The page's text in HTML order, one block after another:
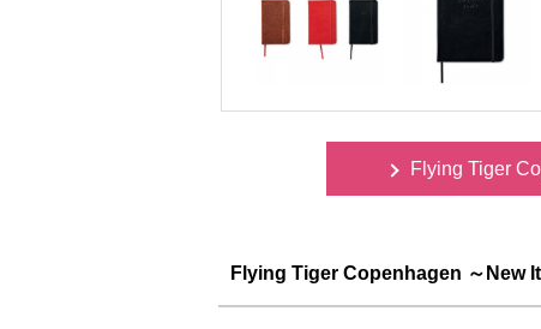
Flying Tiger
Flying Tiger Copenhagen ～New